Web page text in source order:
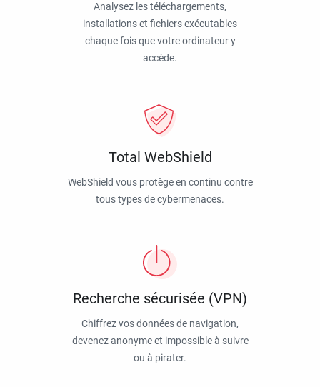
Analysez les téléchargements,
installations et fichiers exécutables
chaque fois que votre ordinateur y
accède.
Total WebShield
WebShield vous protège en continu contre
tous types de cybermenaces.
Recherche sécurisée (VPN)
Chiffrez vos données de navigation,
devenez anonyme et impossible à suivre
ou à pirater.